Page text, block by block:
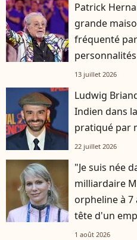
Patrick
grande
fréquenté
personnalités
13 juillet 2026
Ludwig
Indien dans
pratiqué par
22 juillet 2026
"Je suis née
milliardaire
orpheline à 7
tête d'un
1 août 2026